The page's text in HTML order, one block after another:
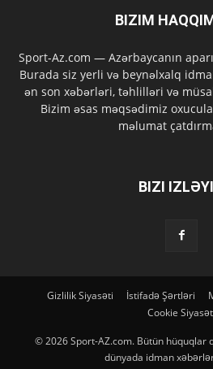
BIZIM
Sport-Az.com — Azərbaycanın
Burada siz yerli və beynəlxalq
ən son xəbərləri, təhlilləri və
Bizim əsas məqsədimiz
məlumat
BIZI
Gizlilik Siyasəti İstifadə Şərtləri
Cookie
© 2026 Sport-AZ.com. Bütün hüquqlar
dünyada idman